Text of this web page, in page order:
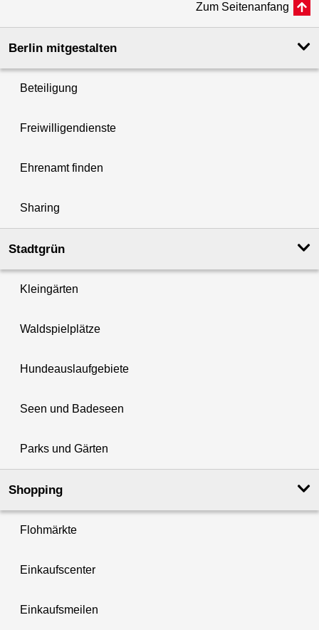
Zum Seitenanfang
Berlin mitgestalten
Beteiligung
Freiwilligendienste
Ehrenamt finden
Sharing
Stadtgrün
Kleingärten
Waldspielplätze
Hundeauslaufgebiete
Seen und Badeseen
Parks und Gärten
Shopping
Flohmärkte
Einkaufscenter
Einkaufsmeilen